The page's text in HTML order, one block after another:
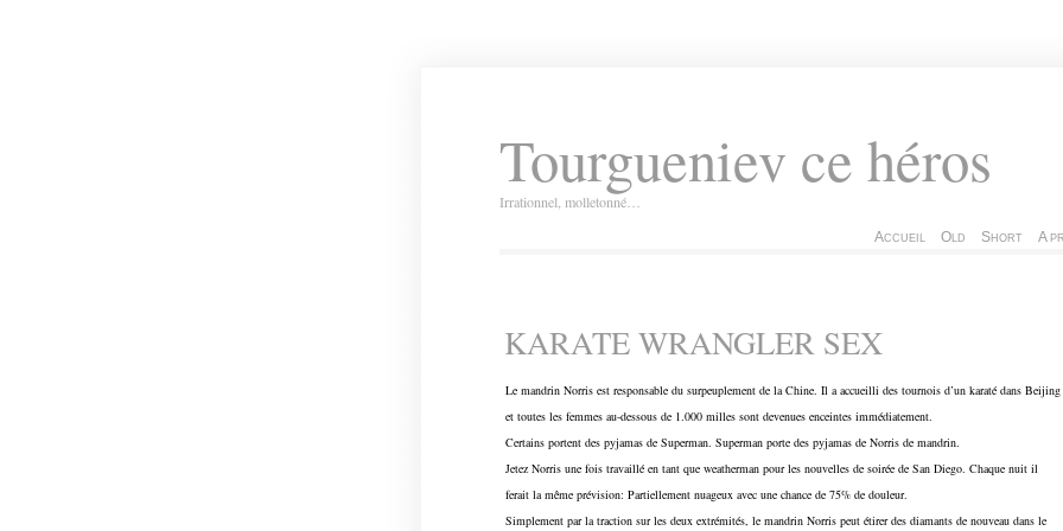
Tourgueniev ce héros
Irrationnel, molletonné…
Accueil Old Short A
KARATE WRANGLER SEX
Le mandrin Norris est responsable du surpeuplement de la Chine. Il a accueilli des tournois d’un karaté dans Beijing
et toutes les femmes au-dessous de 1.000 milles sont devenues enceintes immédiatement.
Certains portent des pyjamas de Superman. Superman porte des pyjamas de Norris de mandrin.
Jetez Norris une fois travaillé en tant que weatherman pour les nouvelles de soirée de San Diego. Chaque nuit il
ferait la même prévision: Partiellement nuageux avec une chance de 75% de douleur.
Simplement par la traction sur les deux extrémités, le mandrin Norris peut étirer des diamants de nouveau dans le